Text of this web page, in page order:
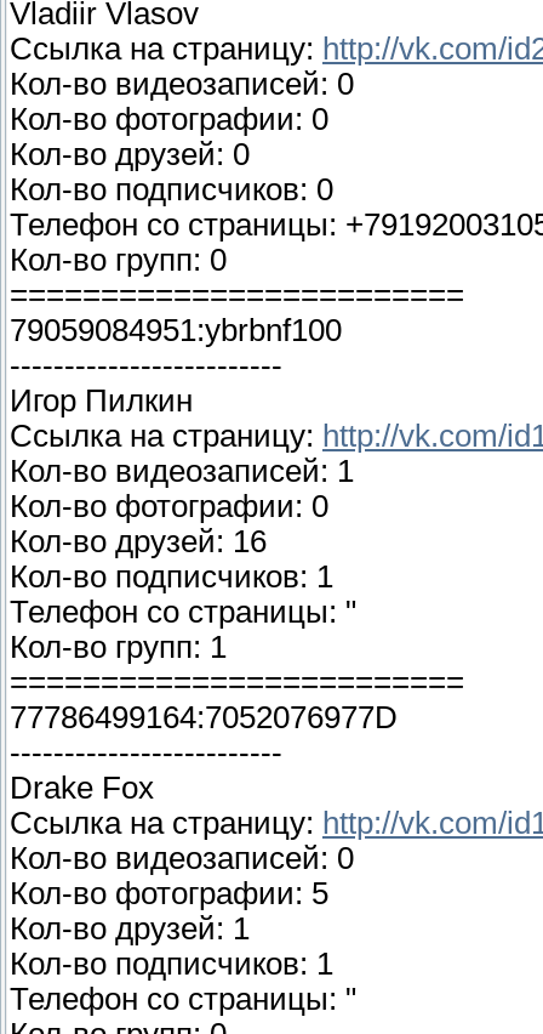
Vladiir Vlasov
Ссылка на страницу: http://vk.com/
Кол-во видеозаписей: 0
Кол-во фотографии: 0
Кол-во друзей: 0
Кол-во подписчиков: 0
Телефон со страницы:
Кол-во групп: 0
=========================
79059084951:ybrbnf100
-------------------------
Игор Пилкин
Ссылка на страницу: http://vk.com/
Кол-во видеозаписей: 1
Кол-во фотографии: 0
Кол-во друзей: 16
Кол-во подписчиков: 1
Телефон со страницы: "
Кол-во групп: 1
=========================
77786499164:7052076977D
-------------------------
Drake Fox
Ссылка на страницу: http://vk.com/
Кол-во видеозаписей: 0
Кол-во фотографии: 5
Кол-во друзей: 1
Кол-во подписчиков: 1
Телефон со страницы: "